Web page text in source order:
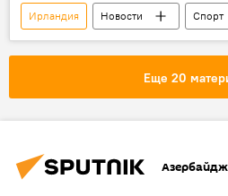
Ирландия Новости
Спорт
ЖИЗНЬ
Азербайджан
Еще 20